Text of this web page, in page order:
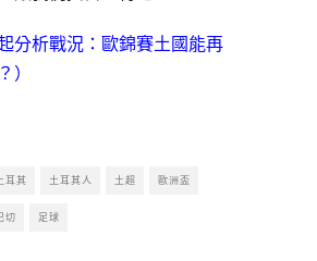
分析戰況： 歐錦賽土國能再
）
耳其 土耳其人 土超 歐洲盃
切 足球